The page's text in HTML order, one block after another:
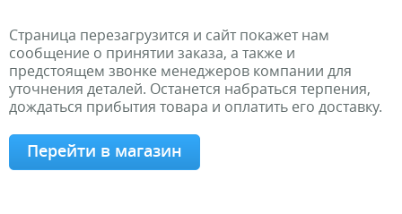
Страница перезагрузится и сайт покажет нам
сообщение о принятии заказа, а также и
предстоящем звонке менеджеров компании для
уточнения деталей. Останется набраться терпения,
дождаться прибытия товара и оплатить его доставку.
Перейти в магазин